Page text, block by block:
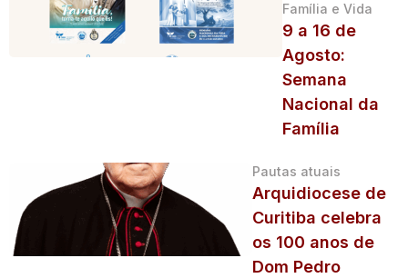
Família e Vida
9 a 16 de
Agosto:
Semana
Nacional da
Família
Pautas atuais
Arquidiocese de
Curitiba celebra
os 100 anos de
Dom Pedro